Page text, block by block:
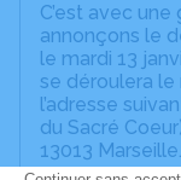
C’est avec
annonçons le
le mardi 13
se déroulera le
l’adresse
du Sacré
13013 Marseille.